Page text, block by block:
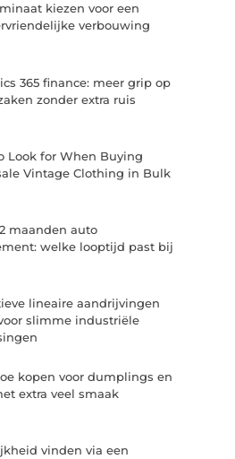
kiezen voor een
verbouwing
365 finance: meer grip op
zonder extra ruis
Look for When Buying
Vintage Clothing in Bulk
maanden auto
welke looptijd past bij
lineaire aandrijvingen
slimme industriële
kopen voor dumplings en
extra veel smaak
vinden via een